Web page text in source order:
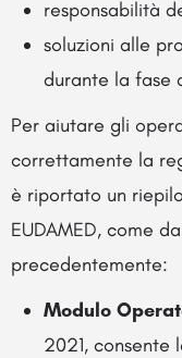
responsabilità
soluzioni alle
durante la fase
Per aiutare gli
correttamente la
è riportato un
EUDAMED, come
precedentemente:
Modulo
2021, consente